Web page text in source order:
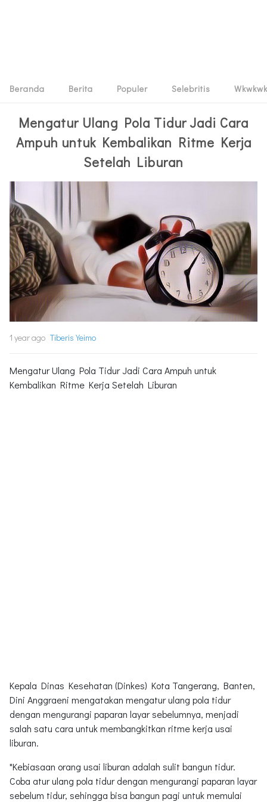
Beranda Berita Populer Selebritis Wkwkwk
Mengatur Ulang Pola Tidur Jadi Cara
Ampuh untuk Kembalikan Ritme Kerja
Setelah Liburan
1 year ago Tiberis Yeimo
Mengatur Ulang Pola Tidur Jadi Cara Ampuh untuk
Kembalikan Ritme Kerja Setelah Liburan
Kepala Dinas Kesehatan (Dinkes) Kota Tangerang, Banten,
Dini Anggraeni mengatakan mengatur ulang pola tidur
dengan mengurangi paparan layar sebelumnya, menjadi
salah satu cara untuk membangkitkan ritme kerja usai
liburan.
"Kebiasaan orang usai liburan adalah sulit bangun tidur.
Coba atur ulang pola tidur dengan mengurangi paparan layar
sebelum tidur, sehingga bisa bangun pagi untuk memulai